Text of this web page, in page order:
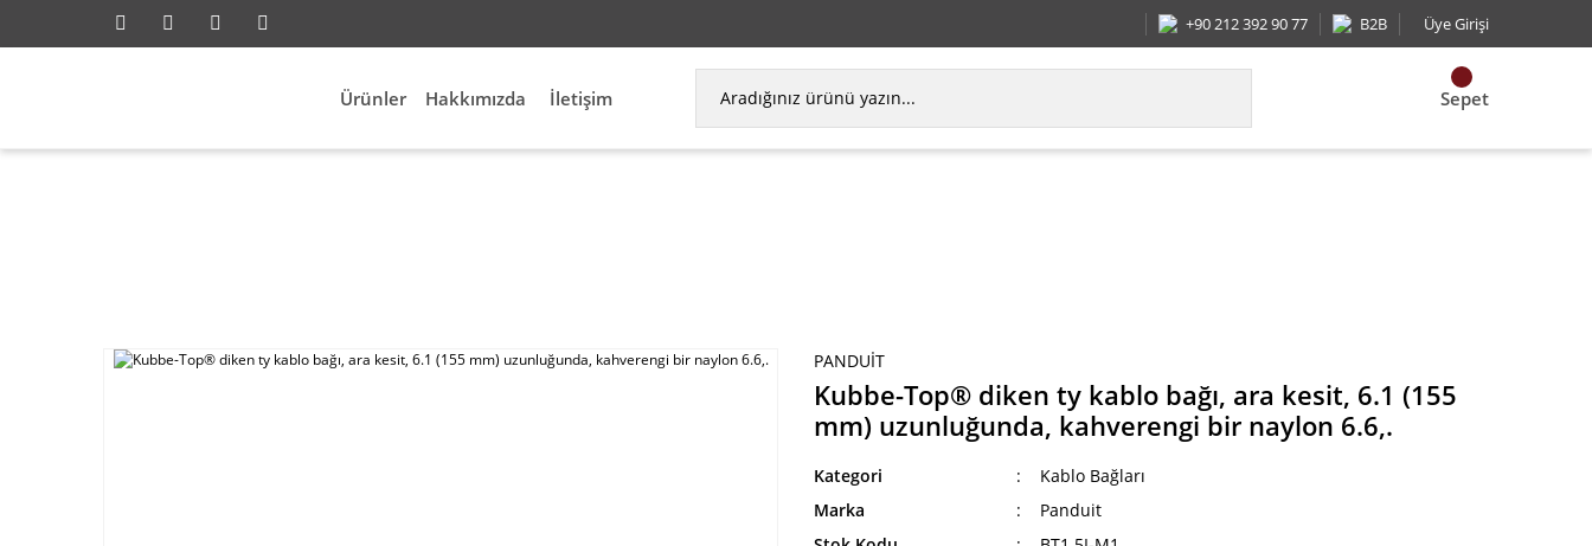
+90 212 392 90 77 B2B Üye Girişi
Ürünler Hakkımızda İletişim Sepet
PANDUIT
Kubbe-Top® diken ty kablo bağı, ara kesit, 6.1 (155
mm) uzunluğunda, kahverengi bir naylon 6.6,.
Kategori
Kablo Bağları
Marka
Panduit